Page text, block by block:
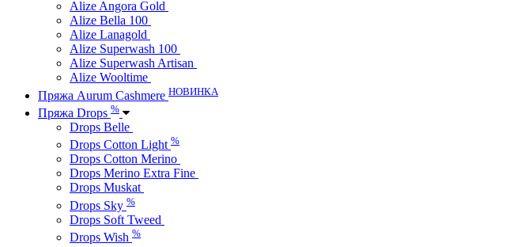
Alize Angora Gold
Alize Bella 100
Alize Lanagold
Alize Superwash 100
Alize Superwash Artisan
Alize Wooltime
Пряжа Aurum Cashmere НОВИНКА
Пряжа Drops %
Drops Belle
Drops Cotton Light %
Drops Cotton Merino
Drops Merino Extra Fine
Drops Muskat
Drops Sky %
Drops Soft Tweed
Drops Wish %